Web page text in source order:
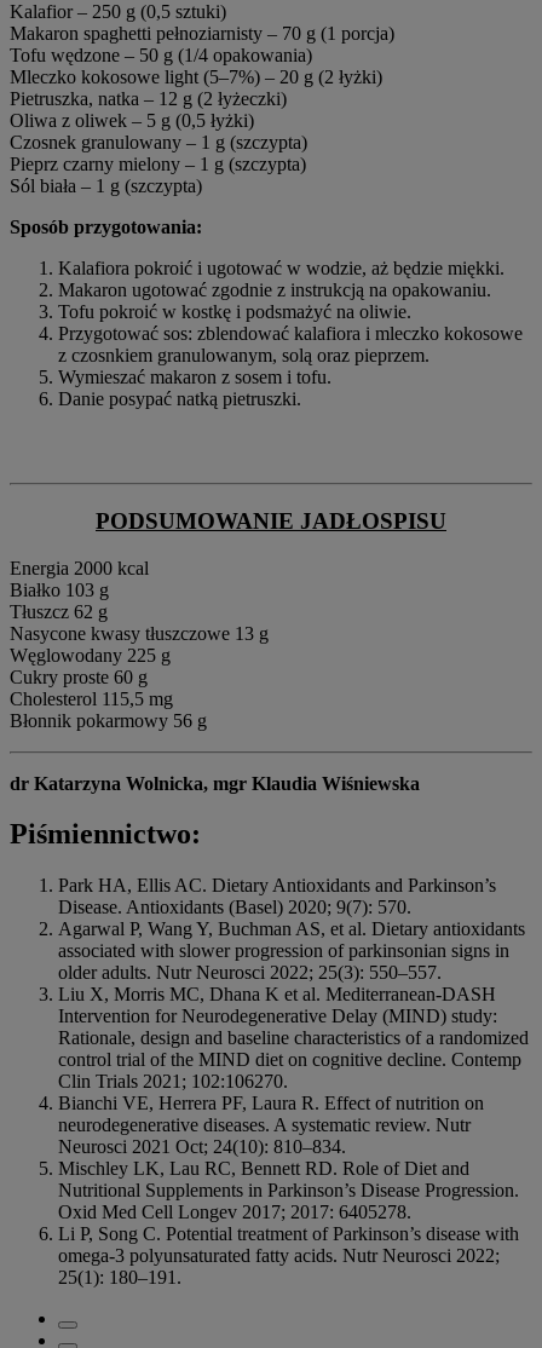
Kalafior – 250 g (0,5 sztuki)
Makaron spaghetti pełnoziarnisty – 70 g (1 porcja)
Tofu wędzone – 50 g (1/4 opakowania)
Mleczko kokosowe light (5–7%) – 20 g (2 łyżki)
Pietruszka, natka – 12 g (2 łyżeczki)
Oliwa z oliwek – 5 g (0,5 łyżki)
Czosnek granulowany – 1 g (szczypta)
Pieprz czarny mielony – 1 g (szczypta)
Sól biała – 1 g (szczypta)
Sposób przygotowania:
Kalafiora pokroić i ugotować w wodzie, aż będzie miękki.
Makaron ugotować zgodnie z instrukcją na opakowaniu.
Tofu pokroić w kostkę i podsmażyć na oliwie.
Przygotować sos: zblendować kalafiora i mleczko kokosowe
z czosnkiem granulowanym, solą oraz pieprzem.
Wymieszać makaron z sosem i tofu.
Danie posypać natką pietruszki.
PODSUMOWANIE JADŁOSPISU
Energia 2000 kcal
Białko 103 g
Tłuszcz 62 g
Nasycone kwasy tłuszczowe 13 g
Węglowodany 225 g
Cukry proste 60 g
Cholesterol 115,5 mg
Błonnik pokarmowy 56 g
dr Katarzyna Wolnicka, mgr Klaudia Wiśniewska
Piśmiennictwo:
Park HA, Ellis AC. Dietary Antioxidants and Parkinson’s
Disease. Antioxidants (Basel) 2020; 9(7): 570.
Agarwal P, Wang Y, Buchman AS, et al. Dietary antioxidants
associated with slower progression of parkinsonian signs in
older adults. Nutr Neurosci 2022; 25(3): 550–557.
Liu X, Morris MC, Dhana K et al. Mediterranean-DASH
Intervention for Neurodegenerative Delay (MIND) study:
Rationale, design and baseline characteristics of a randomized
control trial of the MIND diet on cognitive decline. Contemp
Clin Trials 2021; 102:106270.
Bianchi VE, Herrera PF, Laura R. Effect of nutrition on
neurodegenerative diseases. A systematic review. Nutr
Neurosci 2021 Oct; 24(10): 810–834.
Mischley LK, Lau RC, Bennett RD. Role of Diet and
Nutritional Supplements in Parkinson’s Disease Progression.
Oxid Med Cell Longev 2017; 2017: 6405278.
Li P, Song C. Potential treatment of Parkinson’s disease with
omega-3 polyunsaturated fatty acids. Nutr Neurosci 2022;
25(1): 180–191.